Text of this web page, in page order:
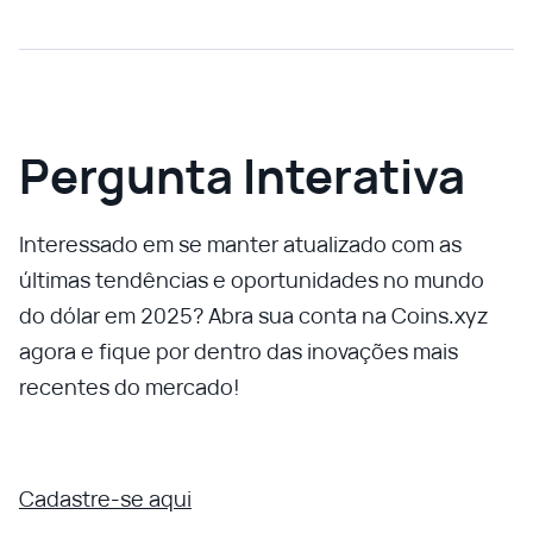
Pergunta Interativa
Interessado em se manter atualizado com as
últimas tendências e oportunidades no mundo
do dólar em 2025? Abra sua conta na Coins.xyz
agora e fique por dentro das inovações mais
recentes do mercado!
Cadastre-se aqui